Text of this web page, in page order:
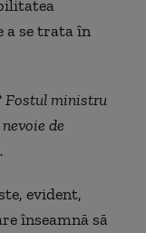
a se trata în
Fostul ministru
de
evident,
înseamnă să